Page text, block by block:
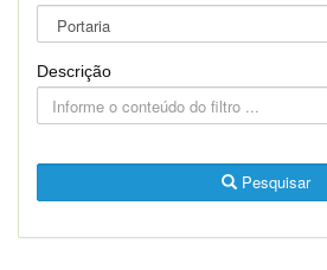
Descrição
Pesquisar